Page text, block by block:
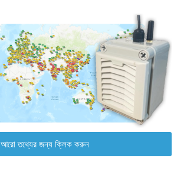
আরো তথ্যের জন্য ক্লিক করুন